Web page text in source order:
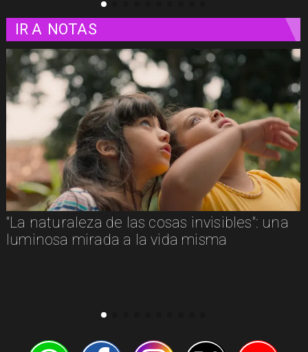
IR A NOTAS
"La naturaleza de las cosas invisibles": una
luminosa mirada a la vida misma